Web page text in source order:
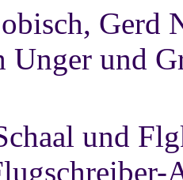
Gerd
Unger und
und